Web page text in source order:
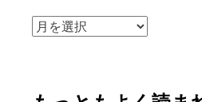
ア